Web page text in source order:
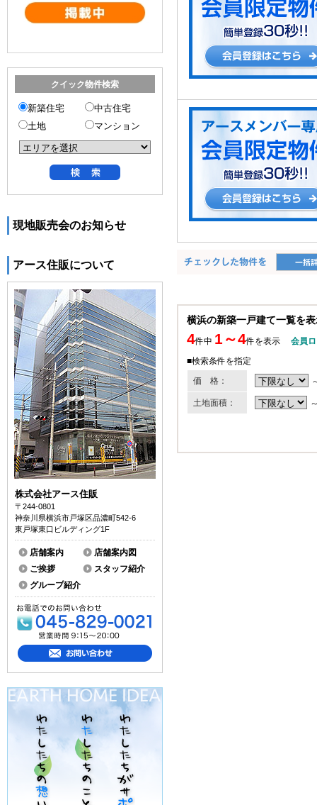
横浜の新築一戸建て一覧を
4件中 1～4件を表示
会員
■検索条件を指定
価 格：
土地面積：
クイック物件検索
新築住宅
中古住宅
土地
マンション
現地販売会のお知らせ
アース住販について
株式会社アース住販
〒244-0801
神奈川県横浜市戸塚区品濃町542-6
東戸塚東口ビルディング1F
店舗案内
店舗案内図
ご挨拶
スタッフ紹介
グループ紹介